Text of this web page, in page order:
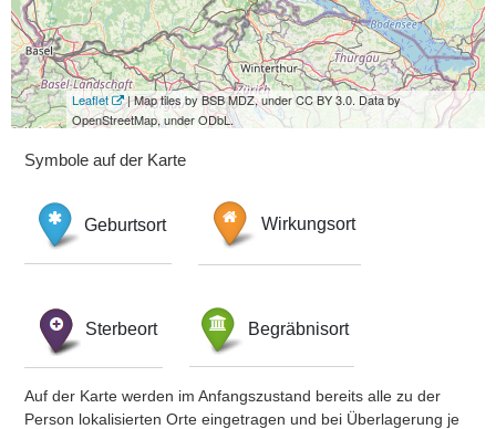
Leaflet
| Map tiles by BSB MDZ, under CC BY 3.0. Data by
OpenStreetMap, under ODbL.
Symbole auf der Karte
Geburtsort Wirkungsort
Sterbeort Begräbnisort
Auf der Karte werden im Anfangszustand bereits alle zu der
Person lokalisierten Orte eingetragen und bei Überlagerung je